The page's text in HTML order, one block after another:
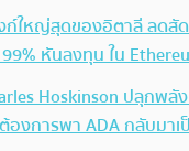
ก์ใหญ่สุดของอิตาลี ลดสั
หันลงทุน ใน
Hoskinson ปลุกพลั
องการพา ADA กลับมาเ